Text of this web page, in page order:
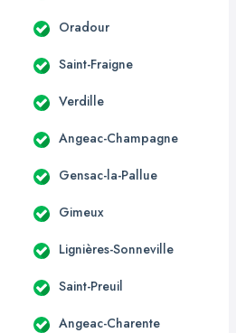
Oradour
Saint-Fraigne
Verdille
Angeac-Champagne
Gensac-la-Pallue
Gimeux
Lignières-Sonneville
Saint-Preuil
Angeac-Charente